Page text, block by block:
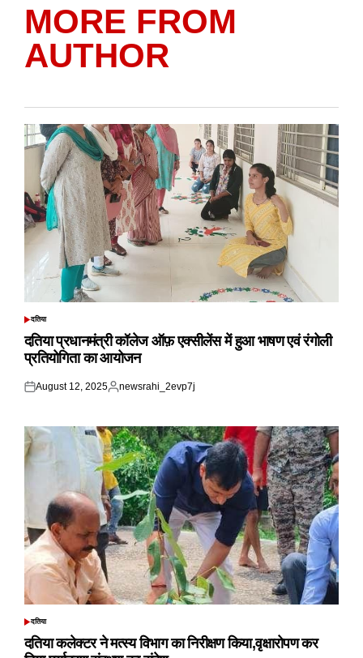
MORE FROM
AUTHOR
POSTED
दतिया
दतिया प्रधानमंत्री कॉलेज ऑफ़ एक्सीलेंस में हुआ भाषण एवं रंगोली
प्रतियोगिता का आयोजन
Posted
August 12, 2025
Posted
newsrahi_2evp7j
POSTED
दतिया
दतिया कलेक्टर ने मत्स्य विभाग का निरीक्षण किया,वृक्षारोपण कर